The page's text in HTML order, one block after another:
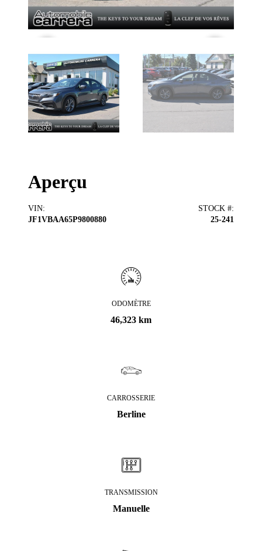
Aperçu
VIN:
JF1VBAA65P9800880
STOCK #:
25-241
ODOMÈTRE
46,323 km
CARROSSERIE
Berline
TRANSMISSION
Manuelle